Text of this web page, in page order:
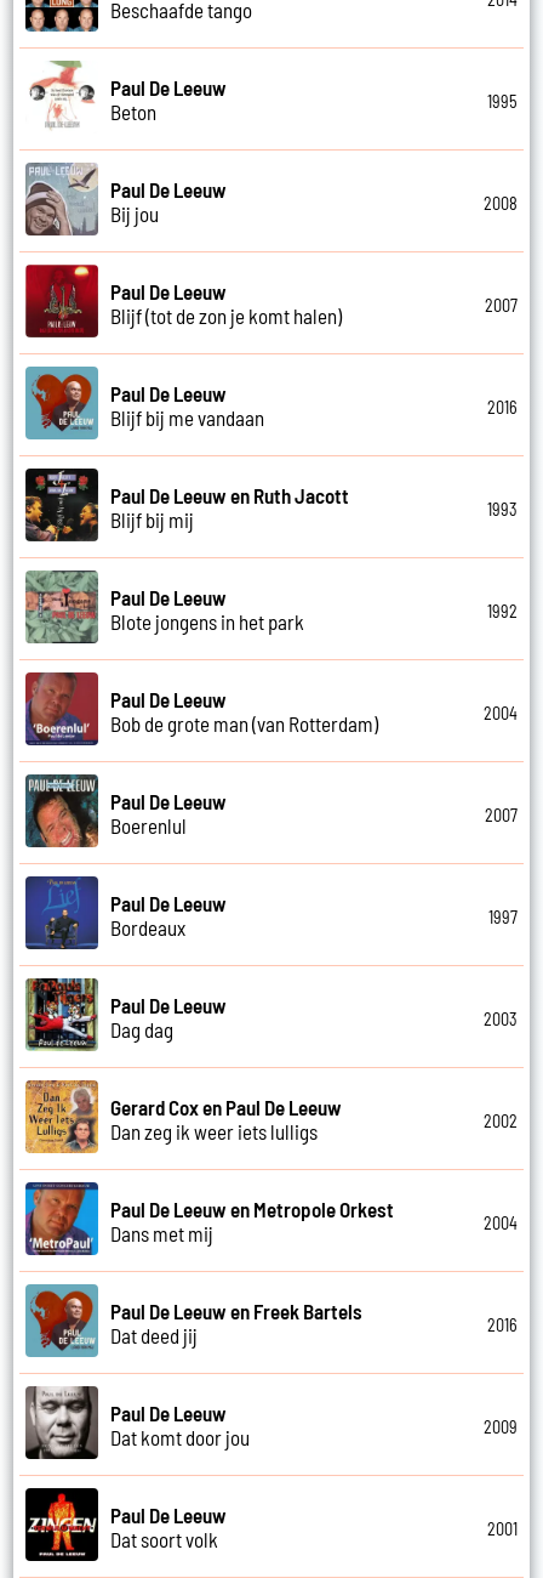
Beschaafde tango
Paul De Leeuw
Beton
1995
Paul De Leeuw
Bij jou
2008
Paul De Leeuw
Blijf (tot de zon je komt halen)
2007
Paul De Leeuw
Blijf bij me vandaan
2016
Paul De Leeuw en Ruth Jacott
Blijf bij mij
1993
Paul De Leeuw
Blote jongens in het park
1992
Paul De Leeuw
Bob de grote man (van Rotterdam)
2004
Paul De Leeuw
Boerenlul
2007
Paul De Leeuw
Bordeaux
1997
Paul De Leeuw
Dag dag
2003
Gerard Cox en Paul De Leeuw
Dan zeg ik weer iets lulligs
2002
Paul De Leeuw en Metropole Orkest
Dans met mij
2004
Paul De Leeuw en Freek Bartels
Dat deed jij
2016
Paul De Leeuw
Dat komt door jou
2009
Paul De Leeuw
Dat soort volk
2001